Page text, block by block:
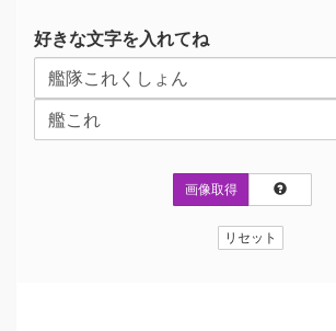
好きな文字を入れてね
画像取得
リセット